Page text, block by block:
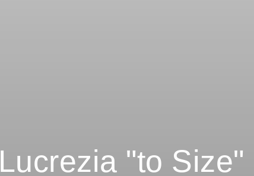
Lucrezia "to Size"